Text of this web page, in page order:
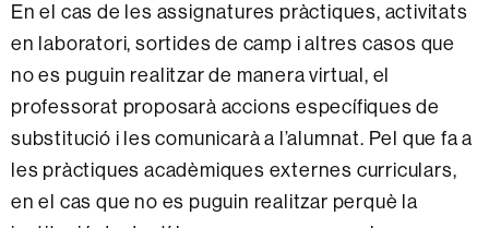
En el cas de les assignatures pràctiques, activitats
en laboratori, sortides de camp i altres casos que
no es puguin realitzar de manera virtual, el
professorat proposarà accions específiques de
substitució i les comunicarà a l’alumnat. Pel que fa a
les pràctiques acadèmiques externes curriculars,
en el cas que no es puguin realitzar perquè la